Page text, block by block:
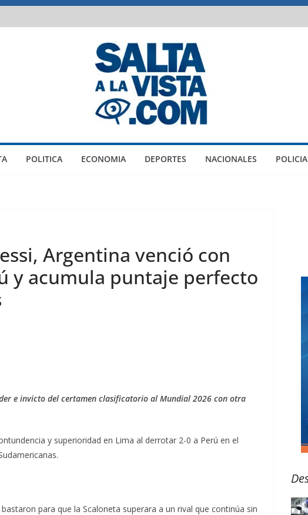
POLITICA ECONOMIA DEPORTES NACIONALES
Argentina venció con
y acumula puntaje perfecto
e invicto del certamen clasificatorio al Mundial 2026 con otra
y superioridad en Lima al derrotar 2-0 a Perú en el
para que la Scaloneta superara a un rival que continúa sin